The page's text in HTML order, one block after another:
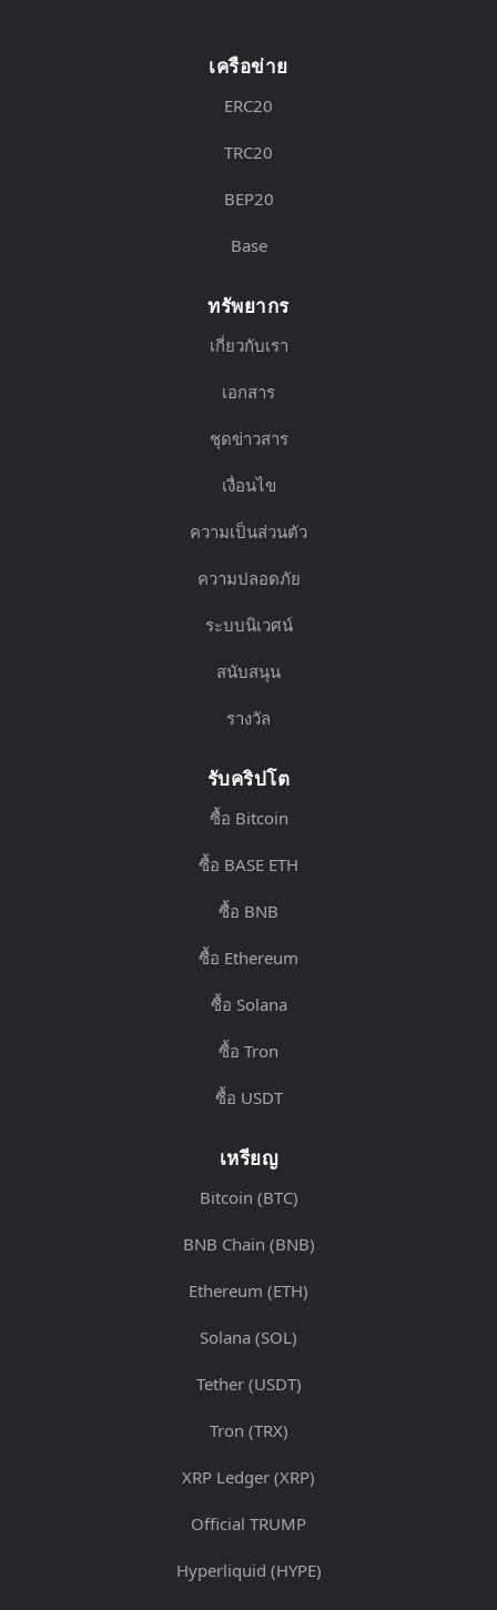
เครือข่าย
ERC20
TRC20
BEP20
Base
ทรัพยากร
เกี่ยวกับเรา
เอกสาร
ชุดข่าวสาร
เงื่อนไข
ความเป็นส่วนตัว
ความปลอดภัย
ระบบนิเวศน์
สนับสนุน
รางวัล
รับคริปโต
ซื้อ Bitcoin
ซื้อ BASE ETH
ซื้อ BNB
ซื้อ Ethereum
ซื้อ Solana
ซื้อ Tron
ซื้อ USDT
เหรียญ
Bitcoin (BTC)
BNB Chain (BNB)
Ethereum (ETH)
Solana (SOL)
Tether (USDT)
Tron (TRX)
XRP Ledger (XRP)
Official TRUMP
Hyperliquid (HYPE)